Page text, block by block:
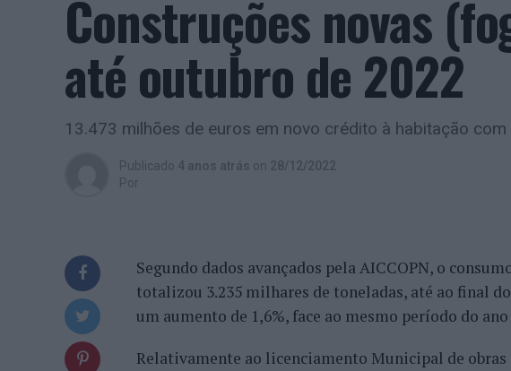
Construções novas
até outubro de 2022
13.473 milhões de euros em novo crédito à habitação
Publicado 4 anos atrás on 28/12/2022
Por
Segundo dados avançados pela AICCOPN, o
totalizou 3.235 milhares de toneladas, até ao final
um aumento de 1,6%, face ao mesmo período do
Relativamente ao licenciamento Municipal de